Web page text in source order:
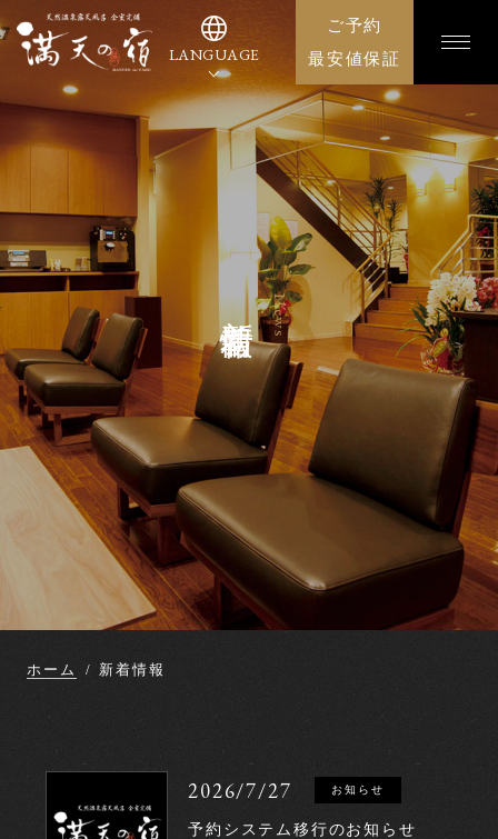
language
LANGUAGE
ご予約
最安値保証
News
ホーム 新着情報
2026/7/27 お知らせ
予約システム移行のお知らせ